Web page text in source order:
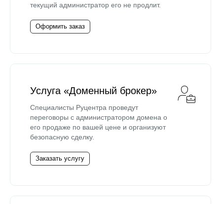
текущий администратор его не продлит.
Оформить заказ
Услуга «Доменный брокер»
Специалисты Руцентра проведут
переговоры с администратором домена о
его продаже по вашей цене и организуют
безопасную сделку.
Заказать услугу